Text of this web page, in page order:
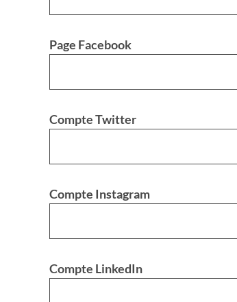
Page Facebook
Compte Twitter
Compte Instagram
Compte LinkedIn